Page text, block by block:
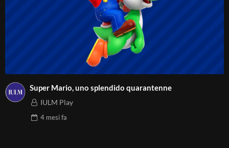
Super Mario, uno splendido quarantenne
IULM Play
4 mesifa